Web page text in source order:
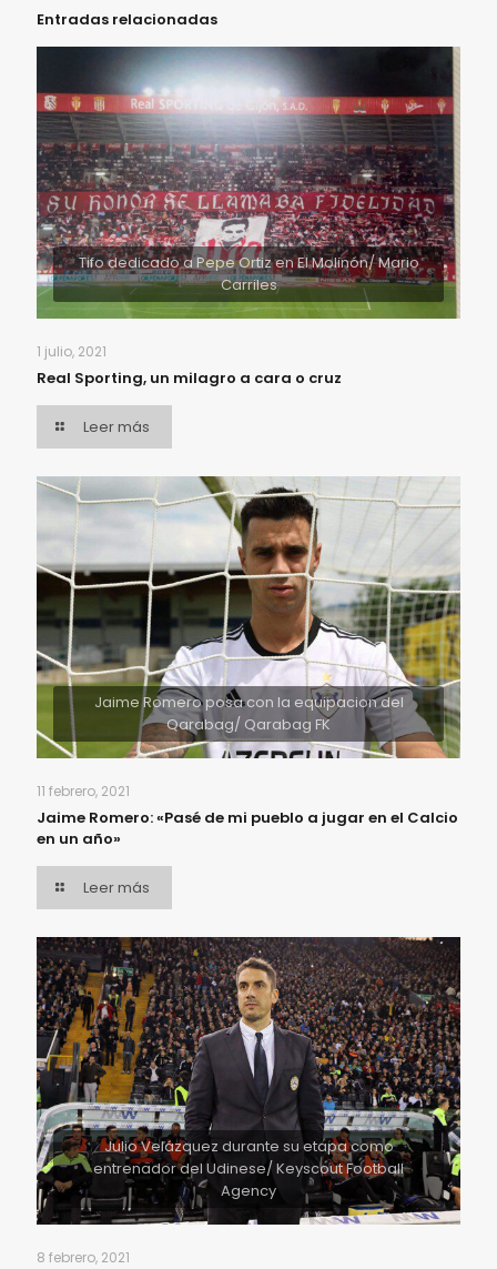
Entradas relacionadas
Tifo dedicado a Pepe Ortiz en El Molinón/ Mario
Carriles
1 julio, 2021
Real Sporting, un milagro a cara o cruz
Leer más
Jaime Romero posa con la equipacion del
Qarabag/ Qarabag FK
11 febrero, 2021
Jaime Romero: «Pasé de mi pueblo a jugar en el Calcio
en un año»
Leer más
Julio Velázquez durante su etapa como
entrenador del Udinese/ Keyscout Football
Agency
8 febrero, 2021